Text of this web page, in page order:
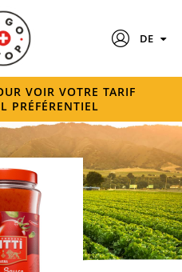
DE
VOIR VOTRE TARIF
PRÉFÉRENTIEL